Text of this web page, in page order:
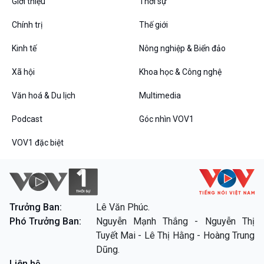
Chát với người nổi tiếng
Video
E-Magazine
Podcast
Góc nhìn VOV1
Bình luận
Câu chuyện thời sự
Diễn đàn chủ nhật
VOV1 đặc biệt
Chân dung cuộc sống
Chính trị Thế giới
Kinh tế Nông nghiệp & Biển đảo
Xã hội Khoa học & Công nghệ
Văn hoá & Du lịch Multimedia
Podcast Góc nhìn VOV1
VOV1 đặc biệt
Trưởng Ban:
Lê Văn Phúc.
Phó Trưởng Ban:
Nguyễn Mạnh Thắng - Nguyễn Thị
Tuyết Mai - Lê Thị Hằng - Hoàng Trung
Dũng.